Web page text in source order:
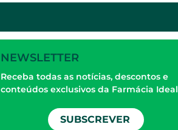
NEWSLETTER
Receba todas as notícias, descontos e
conteúdos exclusivos da Farmácia Ideal
SUBSCREVER